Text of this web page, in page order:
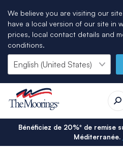
We believe you are visiting our
have a local version of our site in
prices, local contact details and
conditions.
Bénéficiez de 20%* de remise
Méditerranée.